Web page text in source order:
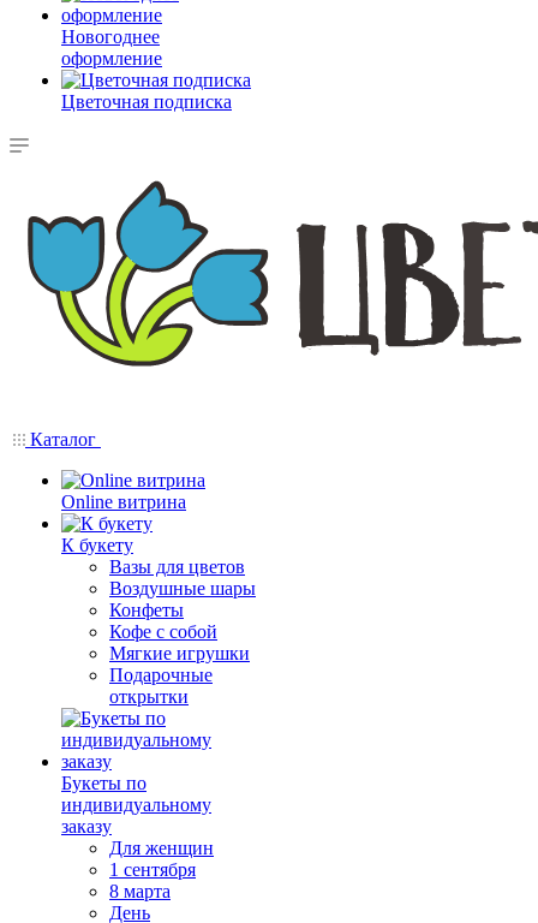
Новогоднее
оформление
Цветочная подписка
Каталог
Online витрина
К букету
Вазы для цветов
Воздушные шары
Конфеты
Кофе с собой
Мягкие игрушки
Подарочные
открытки
Букеты по
индивидуальному
заказу
Для женщин
1 сентября
8 марта
День